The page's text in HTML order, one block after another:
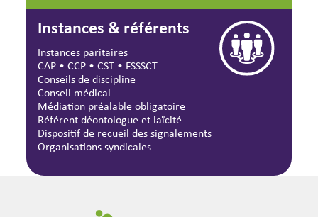
Instances & référents
Instances paritaires
CAP •CCP •CST • FSSSCT
Conseils de discipline
Conseil médical
Médiation préalable obligatoire
Référent déontologue et laïcité
Dispositif de recueil des signalements
Organisations syndicales